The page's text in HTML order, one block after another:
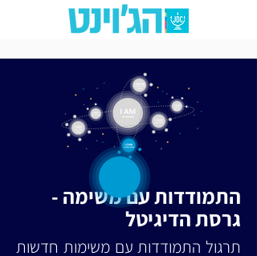
התמודדות עם משימה -
גרסת הדיגיטל
תרגול התמודדות עם משימות חדשות